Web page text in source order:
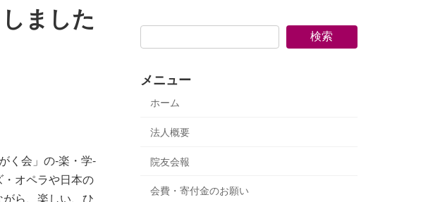
ました
く会」の‐楽・学‐
オペラや日本の
ら、楽しい、ひ
検索
メニュー
ホーム
法人概要
院友会報
会費・寄付金のお願い